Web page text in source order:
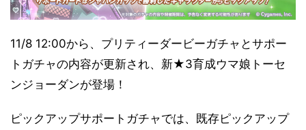
11/8 12:00から、プリティーダービーガチャとサポー
トガチャの内容が更新され、新★3育成ウマ娘トーセ
ンジョーダンが登場！
ピックアップサポートガチャでは、既存ピックアップ